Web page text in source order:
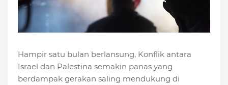
Hampir satu bulan berlansung, Konflik antara
Israel dan Palestina semakin panas yang
berdampak gerakan saling mendukung di